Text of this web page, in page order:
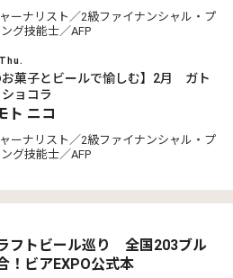
ーナリスト／2級ファイナンシャル・プ
グ技能士／AFP
お菓子とビールで愉しむ】2月 ガト
ョコラ
ト ニコ
ーナリスト／2級ファイナンシャル・プ
グ技能士／AFP
フトビール巡り 全国203ブル
！ビアEXPO公式本